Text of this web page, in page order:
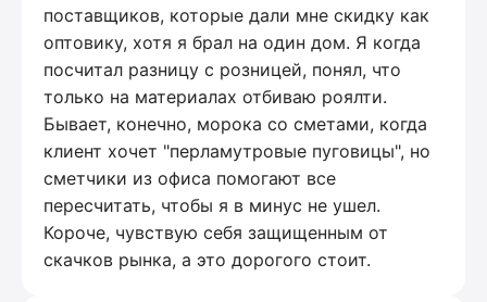
поставщиков, которые дали мне скидку как
оптовику, хотя я брал на один дом. Я когда
посчитал разницу с розницей, понял, что
только на материалах отбиваю роялти.
Бывает, конечно, морока со сметами, когда
клиент хочет "перламутровые пуговицы", но
сметчики из офиса помогают все
пересчитать, чтобы я в минус не ушел.
Короче, чувствую себя защищенным от
скачков рынка, а это дорогого стоит.